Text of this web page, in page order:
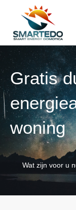
Gratis
woning
Wat zijn voor u